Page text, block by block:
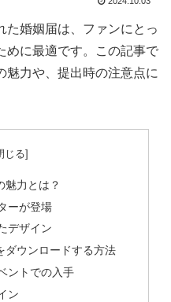
た婚姻届は、ファンにとっ
めに最適です。この記事で
魅力や、提出時の注意点に
魅力とは？
ーが登場
デザイン
ダウンロードする方法
ントでの入手
ン